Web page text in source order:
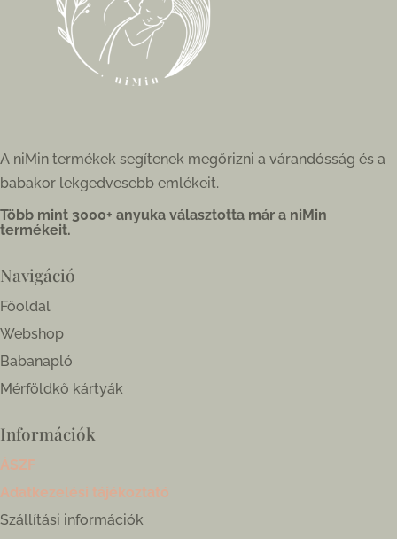
A niMin termékek segítenek megőrizni a várandósság és a
babakor lekgedvesebb emlékeit.
Több mint 3000+ anyuka választotta már a niMin
termékeit.
Navigáció
Főoldal
Webshop
Babanapló
Mérföldkő kártyák
Információk
ÁSZF
Adatkezelési tájékoztató
Szállítási információk